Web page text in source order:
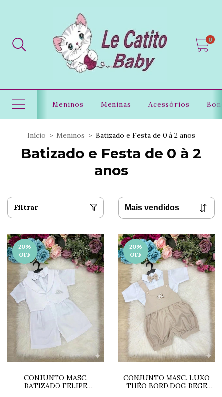
0
Meninos Meninas Acessórios
Início > Meninos > Batizado e Festa de 0 à 2 anos
Batizado e Festa de 0 à 2
anos
Filtrar
20%
OFF
CONJUNTO MASC.
BATIZADO FELIPE
20%
OFF
CONJUNTO MASC. LUXO
THÉO BORD.DOG BEGE